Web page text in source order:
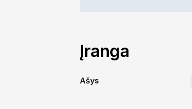
Įranga
Ašys